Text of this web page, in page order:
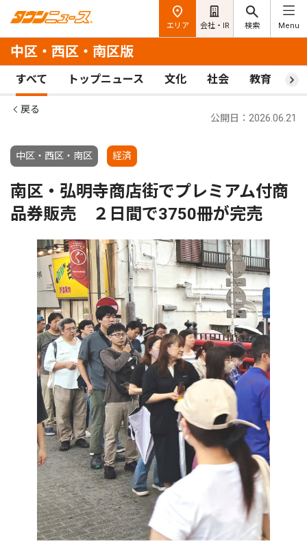
エリア 会社・IR 検索 Menu
中区・西区・南区版
すべて トップニュース 文化 社会 教育 ス
戻る
中区・西区・南区 経済
公開日：2026.06.21
南区・弘明寺商店街でプレミアム付商
品券販売 ２日間で3750冊が完売